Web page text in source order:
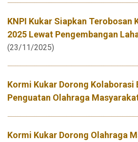
KNPI Kukar Siapkan Terobosan
2025 Lewat Pengembangan
(23/11/2025)
Kormi Kukar Dorong Kolaborasi
Penguatan Olahraga
Kormi Kukar Dorong Olahraga